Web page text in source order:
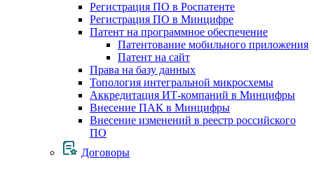
Регистрация ПО в Роспатенте
Регистрация ПО в Минцифре
Патент на программное обеспечение
Патентование мобильного приложения
Патент на сайт
Права на базу данных
Топология интегральной микросхемы
Аккредитация ИТ-компаний в Минцифры
Внесение ПАК в Минцифры
Внесение изменений в реестр российского
ПО
Договоры